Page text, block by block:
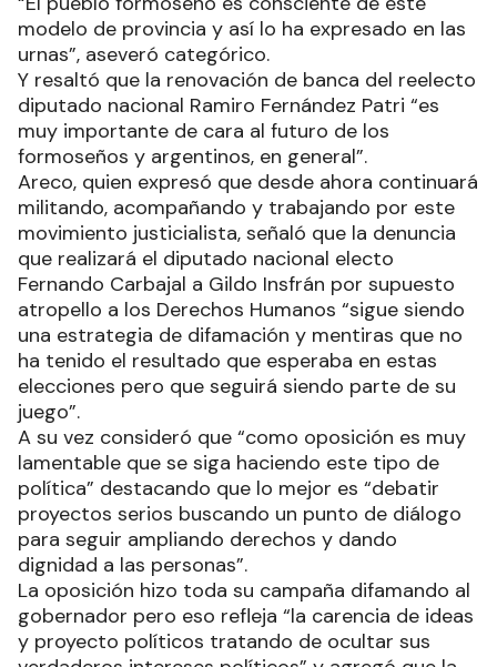
modelo de provincia y así lo ha expresado en las
urnas”, aseveró categórico.
Y resaltó que la renovación de banca del reelecto
diputado nacional Ramiro Fernández Patri “es
muy importante de cara al futuro de los
formoseños y argentinos, en general”.
Areco, quien expresó que desde ahora continuará
militando, acompañando y trabajando por este
movimiento justicialista, señaló que la denuncia
que realizará el diputado nacional electo
Fernando Carbajal a Gildo Insfrán por supuesto
atropello a los Derechos Humanos “sigue siendo
una estrategia de difamación y mentiras que no
ha tenido el resultado que esperaba en estas
elecciones pero que seguirá siendo parte de su
juego”.
A su vez consideró que “como oposición es muy
lamentable que se siga haciendo este tipo de
política” destacando que lo mejor es “debatir
proyectos serios buscando un punto de diálogo
para seguir ampliando derechos y dando
dignidad a las personas”.
La oposición hizo toda su campaña difamando al
gobernador pero eso refleja “la carencia de ideas
y proyecto políticos tratando de ocultar sus